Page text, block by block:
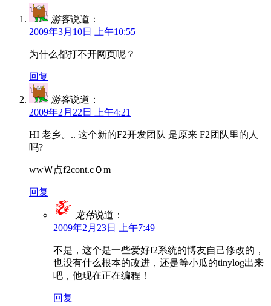
游客说道：
2009年3月10日 上午10:55
为什么都打不开网页呢？
回复
游客说道：
2009年2月22日 上午4:21
HI 老乡。.. 这个新的F2开发团队 是原来 F2团队里的人
吗?
wwＷ点f2cont.cＯm
回复
龙伟说道：
2009年2月23日 上午7:49
不是，这个是一些爱好f2系统的博友自己修改的，
也没有什么根本的改进，还是等小瓜的tinylog出来
吧，他现在正在编程！
回复